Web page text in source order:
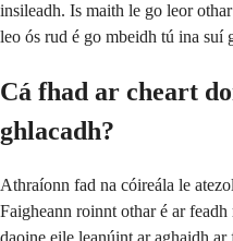
insileadh. Is maith le go leor
leo ós rud é go mbeidh tú ina suí
Cá fhad ar cheart
ghlacadh?
Athraíonn fad na cóireála le
Faigheann roinnt othar é ar